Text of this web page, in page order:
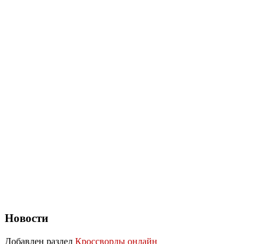
Новости
Добавлен раздел Кроссворды онлайн